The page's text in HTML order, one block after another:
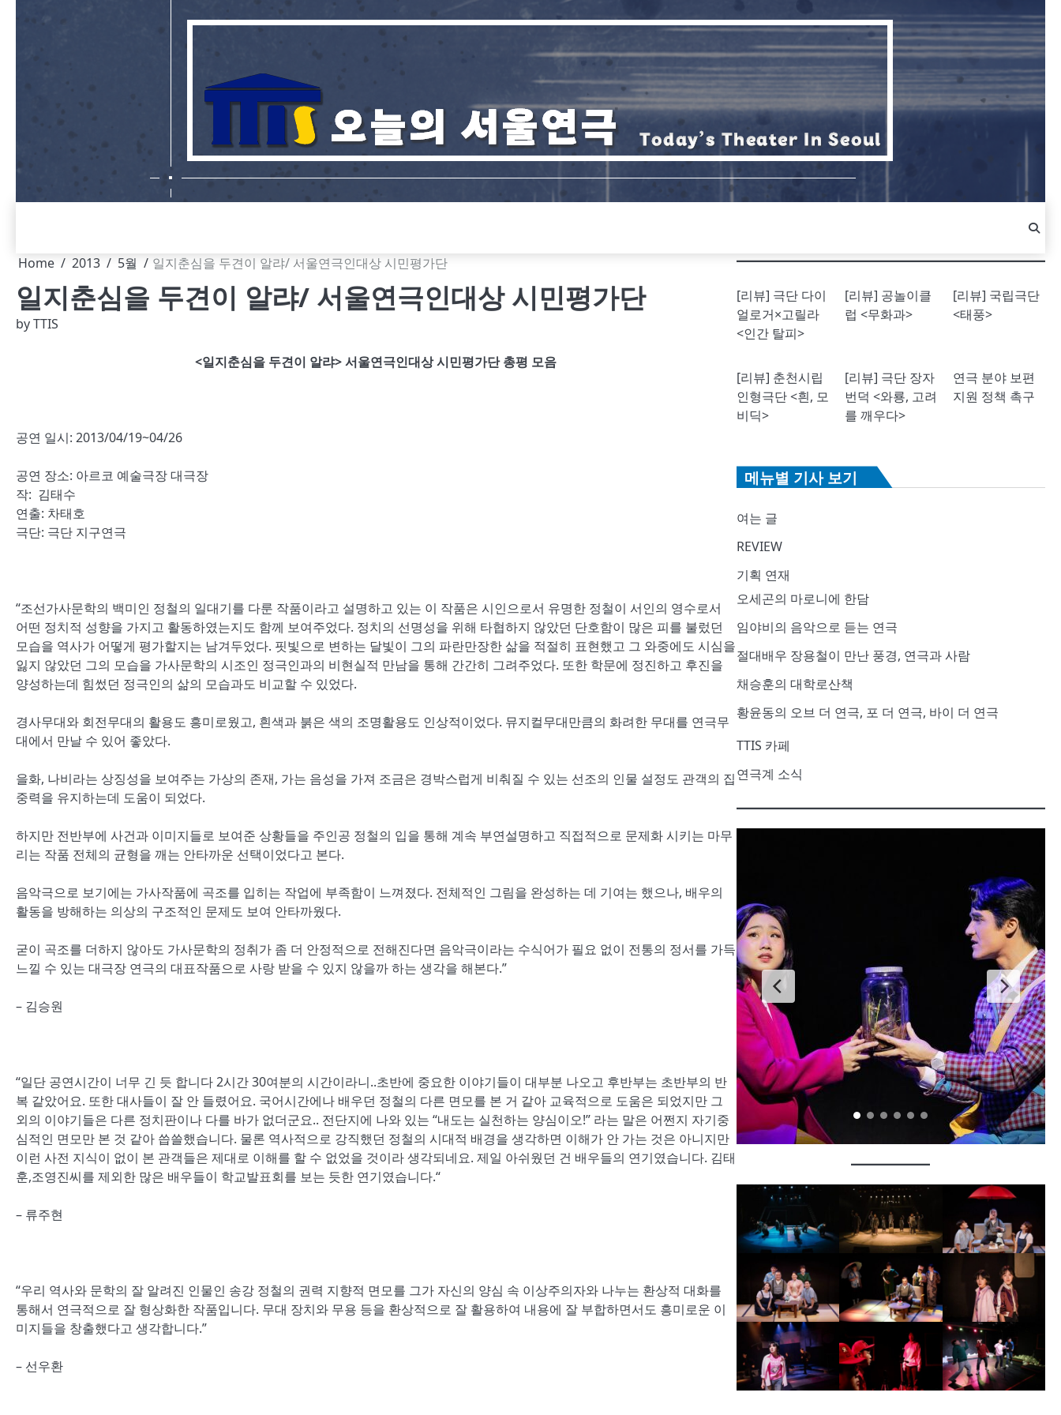
Home 2013 5월 일지춘심을 두견이 알랴/ 서울연극인대상 시민평가단
일지춘심을 두견이 알랴/ 서울연극인대상 시민평가단
byTTIS
<일지춘심을 두견이 알랴> 서울연극인대상 시민평가단 총평 모음
공연 일시: 2013/04/19~04/26
공연 장소: 아르코 예술극장 대극장
작: 김태수
연출: 차태호
극단: 극단 지구연극
“조선가사문학의 백미인 정철의 일대기를 다룬 작품이라고 설명하고 있는 이 작품은 시인으로서 유명한 정철이 서인의 영수로서
어떤 정치적 성향을 가지고 활동하였는지도 함께 보여주었다. 정치의 선명성을 위해 타협하지 않았던 단호함이 많은 피를 불렀던
모습을 역사가 어떻게 평가할지는 남겨두었다. 핏빛으로 변하는 달빛이 그의 파란만장한 삶을 적절히 표현했고 그 와중에도 시심을
잃지 않았던 그의 모습을 가사문학의 시조인 정극인과의 비현실적 만남을 통해 간간히 그려주었다. 또한 학문에 정진하고 후진을
양성하는데 힘썼던 정극인의 삶의 모습과도 비교할 수 있었다.
경사무대와 회전무대의 활용도 흥미로웠고, 흰색과 붉은 색의 조명활용도 인상적이었다. 뮤지컬무대만큼의 화려한 무대를 연극무
대에서 만날 수 있어 좋았다.
을화, 나비라는 상징성을 보여주는 가상의 존재, 가는 음성을 가져 조금은 경박스럽게 비춰질 수 있는 선조의 인물 설정도 관객의 집
중력을 유지하는데 도움이 되었다.
하지만 전반부에 사건과 이미지들로 보여준 상황들을 주인공 정철의 입을 통해 계속 부연설명하고 직접적으로 문제화 시키는 마무
리는 작품 전체의 균형을 깨는 안타까운 선택이었다고 본다.
음악극으로 보기에는 가사작품에 곡조를 입히는 작업에 부족함이 느껴졌다. 전체적인 그림을 완성하는 데 기여는 했으나, 배우의
활동을 방해하는 의상의 구조적인 문제도 보여 안타까웠다.
굳이 곡조를 더하지 않아도 가사문학의 정취가 좀 더 안정적으로 전해진다면 음악극이라는 수식어가 필요 없이 전통의 정서를 가득
느낄 수 있는 대극장 연극의 대표작품으로 사랑 받을 수 있지 않을까 하는 생각을 해본다.”
– 김승원
“일단 공연시간이 너무 긴 듯 합니다 2시간 30여분의 시간이라니..초반에 중요한 이야기들이 대부분 나오고 후반부는 초반부의 반
복 같았어요. 또한 대사들이 잘 안 들렸어요. 국어시간에나 배우던 정철의 다른 면모를 본 거 같아 교육적으로 도움은 되었지만 그
외의 이야기들은 다른 정치판이나 다를 바가 없더군요.. 전단지에 나와 있는 “내도는 실천하는 양심이오!” 라는 말은 어쩐지 자기중
심적인 면모만 본 것 같아 씁쓸했습니다. 물론 역사적으로 강직했던 정철의 시대적 배경을 생각하면 이해가 안 가는 것은 아니지만
이런 사전 지식이 없이 본 관객들은 제대로 이해를 할 수 없었을 것이라 생각되네요. 제일 아쉬웠던 건 배우들의 연기였습니다. 김태
훈,조영진씨를 제외한 많은 배우들이 학교발표회를 보는 듯한 연기였습니다.“
– 류주현
“우리 역사와 문학의 잘 알려진 인물인 송강 정철의 권력 지향적 면모를 그가 자신의 양심 속 이상주의자와 나누는 환상적 대화를
통해서 연극적으로 잘 형상화한 작품입니다. 무대 장치와 무용 등을 환상적으로 잘 활용하여 내용에 잘 부합하면서도 흥미로운 이
미지들을 창출했다고 생각합니다.”
– 선우환
[리뷰] 극단 다이
얼로거×고릴라
<인간 탈피>
[리뷰] 공놀이클
럽 <무화과>
[리뷰] 국립극단
<태풍>
[리뷰] 춘천시립
인형극단 <흰, 모
비딕>
[리뷰] 극단 장자
번덕 <와룡, 고려
를 깨우다>
연극 분야 보편
지원 정책 촉구
메뉴별 기사 보기
여는 글
REVIEW
기획 연재
오세곤의 마로니에 한담
임야비의 음악으로 듣는 연극
절대배우 장용철이 만난 풍경, 연극과 사람
채승훈의 대학로산책
황윤동의 오브 더 연극, 포 더 연극, 바이 더 연극
TTIS 카페
연극계 소식